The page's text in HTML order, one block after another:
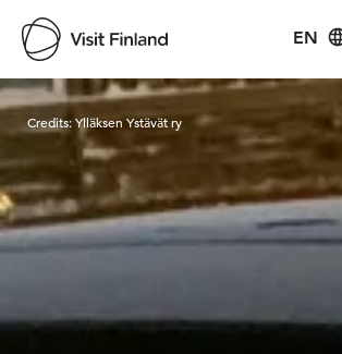
EN
Visit Finland
Credits:Ylläksen Ystävät ry